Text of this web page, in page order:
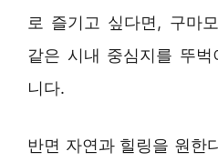
로 즐기고 싶다면, 구마
같은 시내 중심지를 뚜
니다.
반면 자연과 힐링을 원한